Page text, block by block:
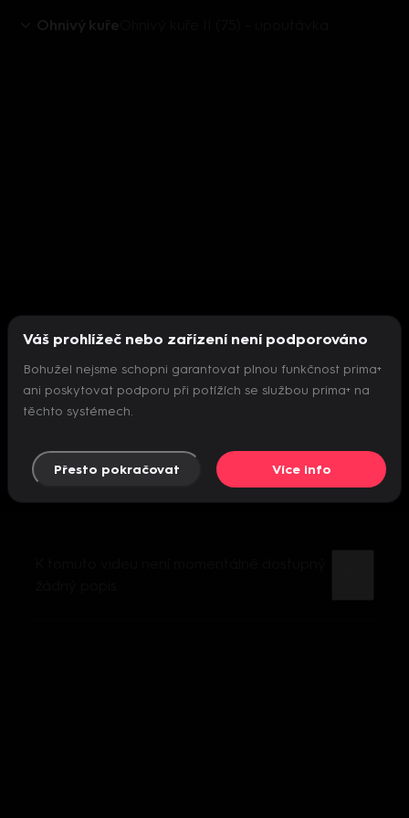
Ohnivý kuře
Nepodařilo se inicializovat přehrávač
Váš prohlížeč nebo zařízení není podporováno
Bohužel nejsme schopni garantovat plnou funkčnost prima+
ani poskytovat podporu při potížích se službou prima+ na
těchto systémech.
Přesto pokračovat Více info